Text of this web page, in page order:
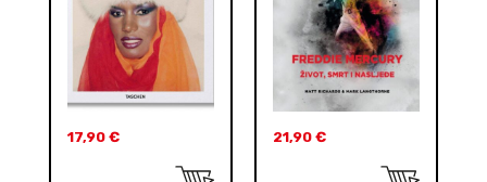
17,90 € 21,90 €